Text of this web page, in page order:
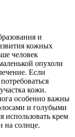
и
кожных
человек
опухоли
Если
кожи.
особенно важны
и голубыми
использовать крем
на солнце.